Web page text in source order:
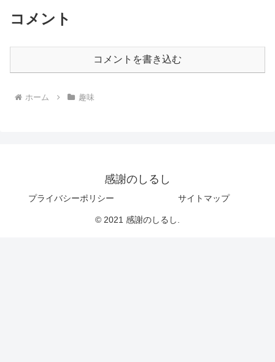
コメント
コメントを書き込む
ホーム 趣味
感謝のしるし
プライバシーポリシー サイトマップ
© 2021 感謝のしるし.